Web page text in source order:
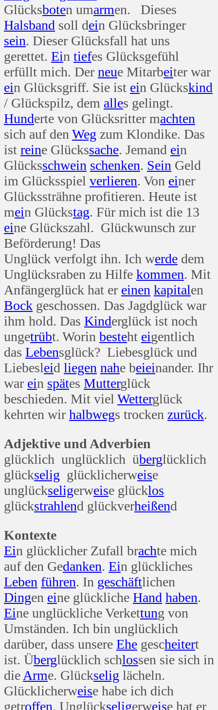
Glücksboten umarmen. Dieses
Halsband soll dein Glücksbringer
sein. Dieser Glücksfall hat uns
gerettet. Ein tiefes Glücksgefühl
erfüllt mich. Der neue Mitarbeiter war
ein Glücksgriff. Sie ist ein Glückskind
/ Glückspilz, dem alles gelingt.
Hunderte von Glücksritter machten
sich auf den Weg zum Klondike. Das
ist reine Glückssache. Jemand ein
Glücksschwein schenken. Sein Geld
im Glücksspiel verlieren. Von einer
Glückssträhne profitieren. Heute ist
mein Glückstag. Für mich ist die 13
eine Glückszahl. Glückwunsch zur
Beförderung! Das
Unglück verfolgt ihn. Ich werde dem
Unglücksraben zu Hilfe kommen. Mit
Anfängerglück hat er einen kapitalen
Bock geschossen. Das Jagdglück war
ihm hold. Das Kinderglück ist noch
ungetrübt. Worin besteht eigentlich
das Lebensglück? Liebesglück und
Liebesleid liegen nahe beieinander. Ihr
war ein spätes Mutterglück
beschieden. Mit viel Wetterglück
kehrten wir halbwegs trocken zurück.
Adjektive und Adverbien
glücklich unglücklich überglücklich
glückselig glücklicherweise
unglückseligerweise glücklos
glückstrahlend glückverheißend
Kontexte
Ein glücklicher Zufall brachte mich
auf den Gedanken. Ein glückliches
Leben führen. In geschäftlichen
Dingen eine glückliche Hand haben.
Eine unglückliche Verkettung von
Umständen. Ich bin unglücklich
darüber, dass unsere Ehe gescheitert
ist. Überglücklich schlossen sie sich in
die Arme. Glückselig lächeln.
Glücklicherweise habe ich dich
getroffen. Unglückseligerweise hat er